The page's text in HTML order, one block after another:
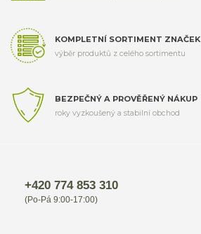
KOMPLETNÍ SORTIMENT ZNAČEK
výběr produktů z celého sortimentu
BEZPEČNÝ A PROVĚŘENÝ NÁKUP
roky vyzkoušený a stabilní obchod
+420 774 853 310
(Po-Pá 9:00-17:00)